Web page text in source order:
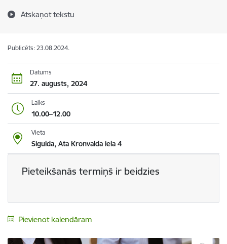
Atskaņot tekstu
Publicēts: 23.08.2024.
Datums
27. augusts, 2024
Laiks
10.00–12.00
Vieta
Sigulda, Ata Kronvalda iela 4
Pieteikšanās termiņš ir beidzies
Pievienot kalendāram